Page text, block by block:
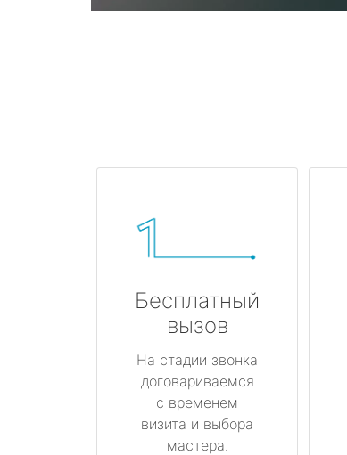
Бесплатный
вызов
На стадии звонка
договариваемся
с временем
визита и выбора
мастера.